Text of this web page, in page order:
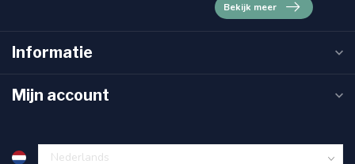
Bekijk meer
Informatie
Mijn account